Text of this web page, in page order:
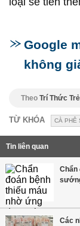
Google
không
Theo Trí Thức Trẻ
TỪ KHÓA CÀ PHÊ
Tin liên quan
Chẩn
Các